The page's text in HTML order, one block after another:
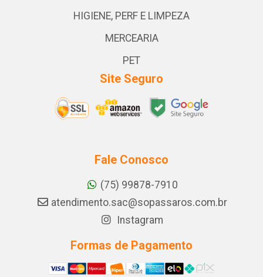
HIGIENE, PERF E LIMPEZA
MERCEARIA
PET
Site Seguro
Fale Conosco
(75) 99878-7910
atendimento.sac@sopassaros.com.br
Instagram
Formas de Pagamento